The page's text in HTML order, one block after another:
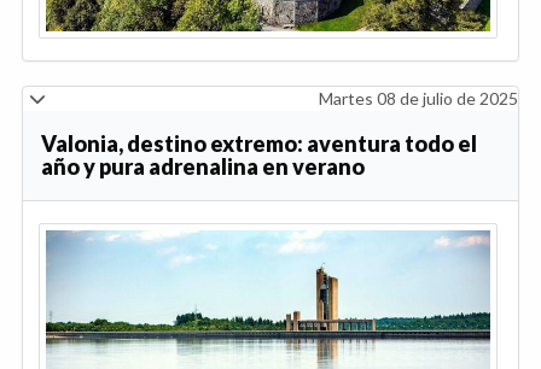
Martes 08 de julio de 2025
Valonia, destino extremo: aventura todo el
año y pura adrenalina en verano